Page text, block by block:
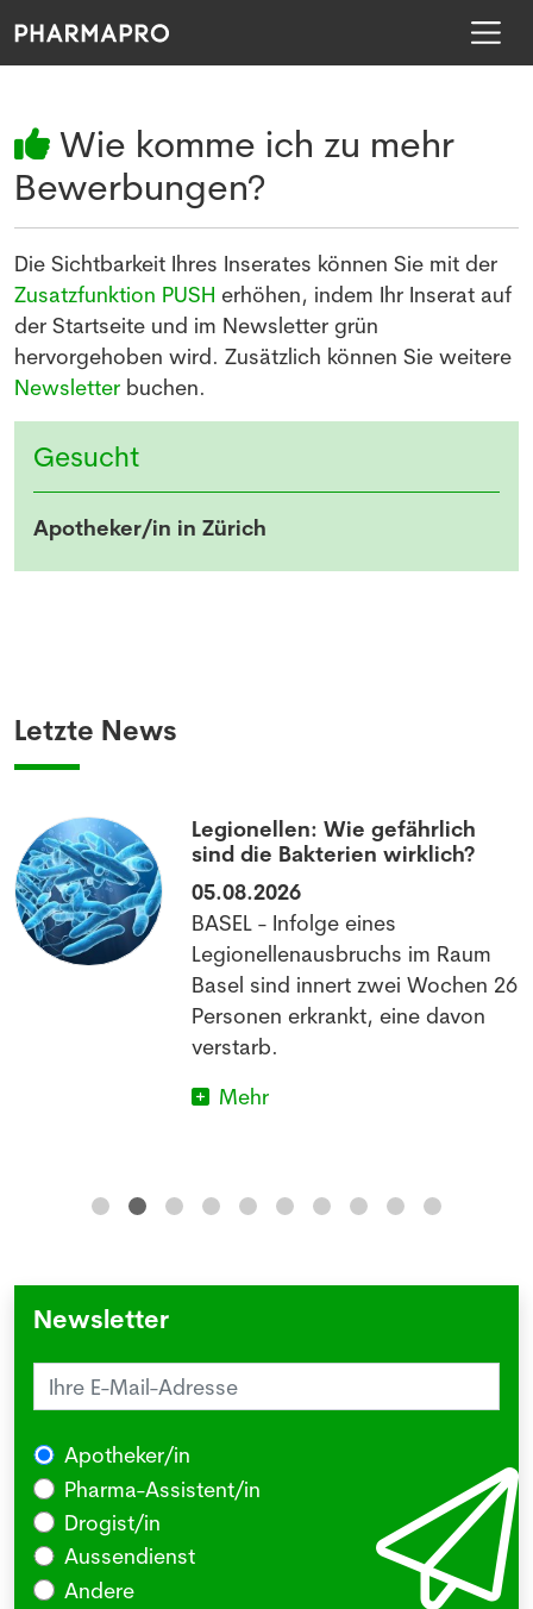
Wie komme ich zu mehr
Bewerbungen?
Die Sichtbarkeit Ihres Inserates können Sie mit der
Zusatzfunktion PUSH erhöhen, indem Ihr Inserat auf
der Startseite und im Newsletter grün
hervorgehoben wird. Zusätzlich können Sie weitere
Newsletter buchen.
Gesucht
Apotheker/in in Zürich
Letzte News
Legionellen: Wie gefährlich
sind die Bakterien wirklich?
05.08.2026
BASEL - Infolge eines
Legionellenausbruchs im Raum
Basel sind innert zwei Wochen 26
Personen erkrankt, eine davon
verstarb.
Mehr
Newsletter
Apotheker/in
Pharma-Assistent/in
Drogist/in
Aussendienst
Andere